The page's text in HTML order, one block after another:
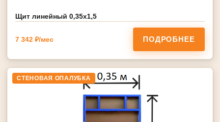
Щит линейный 0,35х1,5
7 342 ₽/мес ПОДРОБНЕЕ
СТЕНОВАЯ ОПАЛУБКА